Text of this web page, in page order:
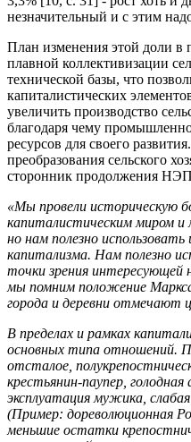
незначительный и с этим
План изменения этой доли в
плавной коллективизации
технической базы, что
капиталистических
увеличить производство
благодаря чему
ресурсов для своего
преобразования сельского
сторонник продолжения
«Мы провели историческую
капиталистическим миром
но нам полезно
капитализма. Нам полезно
точки зрения интересующей
мы помним положение
города и деревни отмечают
В пределах и рамках
основных типа отношений.
отсталое,
крестьянин-паупер,
эксплуатация мужика,
(Пример: дореволюционная
меньшие остатки